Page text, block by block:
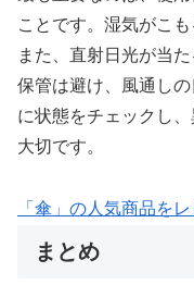
ことです。湿気がこ
また、直射日光が当
保管は避け、風通し
に状態をチェックし
大切です。
「傘」の人気商品を
まとめ